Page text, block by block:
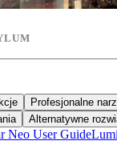
Profesjonalne
Alternatywne
Neo User Guide